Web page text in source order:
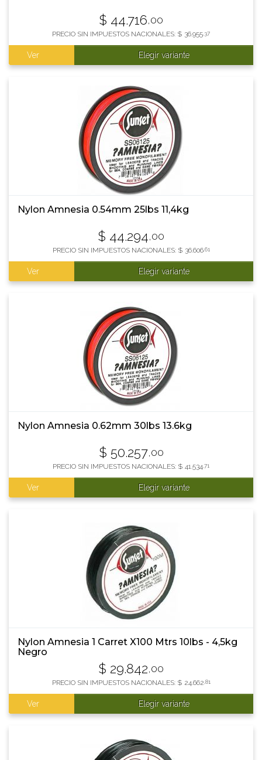
$ 44.716,00
PRECIO SIN IMPUESTOS NACIONALES: $ 36.955 ,37
Ver Elegir variante
Nylon Amnesia 0.54mm 25lbs 11,4kg
$ 44.294,00
PRECIO SIN IMPUESTOS NACIONALES: $ 36.606,61
Ver Elegir variante
Nylon Amnesia 0.62mm 30lbs 13.6kg
$ 50.257,00
PRECIO SIN IMPUESTOS NACIONALES: $ 41.534,71
Ver Elegir variante
Nylon Amnesia 1 Carret X100 Mtrs 10lbs - 4,5kg
Negro
$ 29.842,00
PRECIO SIN IMPUESTOS NACIONALES: $ 24.662 ,81
Ver Elegir variante